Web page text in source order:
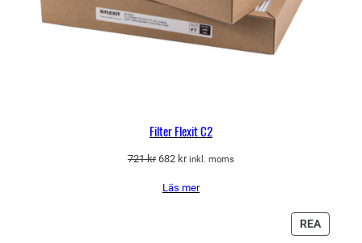
Filter Flexit C2
721kr Det
priset
682 krDet
priset
inkl. moms
Läs mer
REA
PÅ